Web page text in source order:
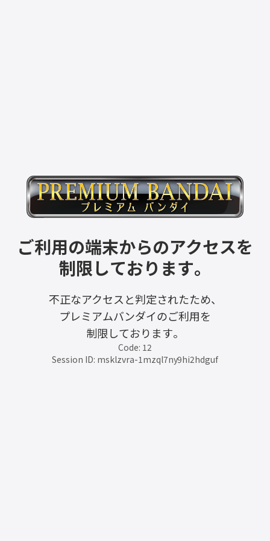
ご利用の端末からのアクセスを
制限しております。
不正なアクセスと判定されたため、
プレミアムバンダイのご利用を
制限しております。
Code: 12
Session ID: msklzvra-1mzql7ny9hi2hdguf